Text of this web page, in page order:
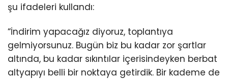
şu ifadeleri kullandı:
“İndirim yapacağız diyoruz, toplantıya
gelmiyorsunuz. Bugün biz bu kadar zor şartlar
altında, bu kadar sıkıntılar içerisindeyken berbat
altyapıyı belli bir noktaya getirdik. Bir kademe de